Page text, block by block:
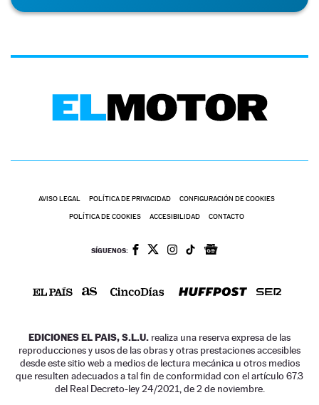
AVISO LEGAL POLÍTICA DE PRIVACIDAD CONFIGURACIÓN DE COOKIES
POLÍTICA DE COOKIES ACCESIBILIDAD CONTACTO
SÍGUENOS:
EDICIONES EL PAIS, S.L.U. realiza una reserva expresa de las
reproducciones y usos de las obras y otras prestaciones accesibles
desde este sitio web a medios de lectura mecánica u otros medios
que resulten adecuados a tal fin de conformidad con el artículo 67.3
del Real Decreto-ley 24/2021, de 2 de noviembre.